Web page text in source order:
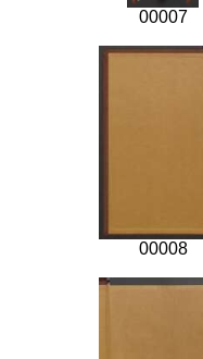
00007
00008